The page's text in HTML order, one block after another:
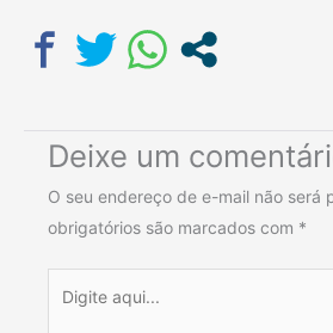
Deixe um
O seu endereço de e-mail não será
obrigatórios são marcados com *
aqui...